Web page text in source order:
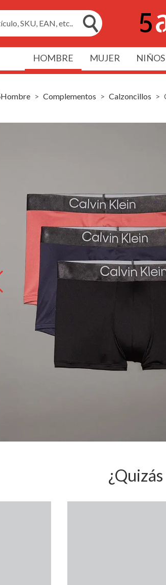
SKU, EAN, etc..
HOMBRE MUJER NIÑOS
Hombre Complementos Calzoncillos